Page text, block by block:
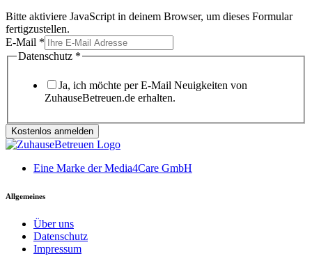
Bitte aktiviere JavaScript in deinem Browser, um dieses Formular
fertigzustellen.
E-Mail *
Datenschutz *
Ja, ich möchte per E-Mail Neuigkeiten von
ZuhauseBetreuen.de erhalten.
Kostenlos anmelden
Eine Marke der Media4Care GmbH
Allgemeines
Über uns
Datenschutz
Impressum